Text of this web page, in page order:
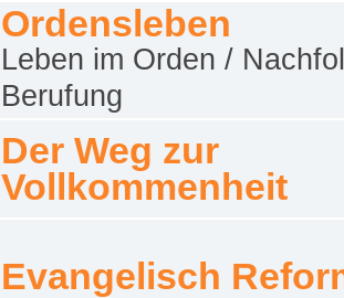
Ordensleben
Leben im Orden /
Berufung
Der Weg zur
Vollkommenheit
Evangelisch